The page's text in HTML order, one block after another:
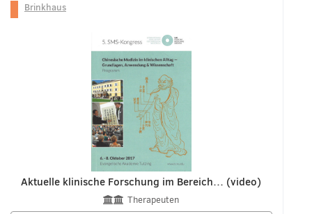
Brinkhaus
Aktuelle klinische Forschung im Bereich… (video)
Therapeuten